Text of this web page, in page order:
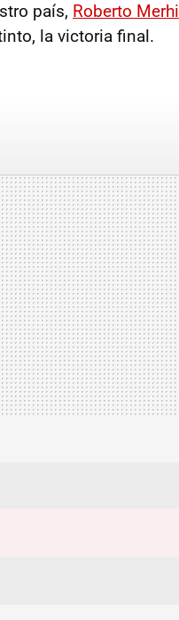
país, Roberto Merhi
la victoria final.